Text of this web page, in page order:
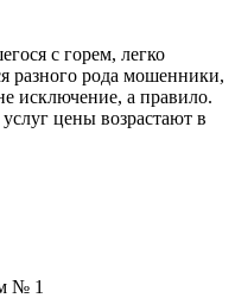
с горем, легко
разного рода мошенники,
исключение, а правило.
цены возрастают в
№ 1